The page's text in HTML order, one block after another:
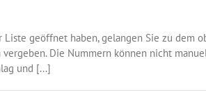
geöffnet haben, gelangen Sie zu dem
Die Nummern können nicht
und [...]